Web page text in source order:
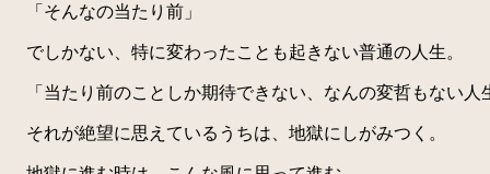
「そんなの当たり前」
でしかない、特に変わったことも起きない普通の人生。
「当たり前のことしか期待できない、なんの変哲もない人
それが絶望に思えているうちは、地獄にしがみつく。